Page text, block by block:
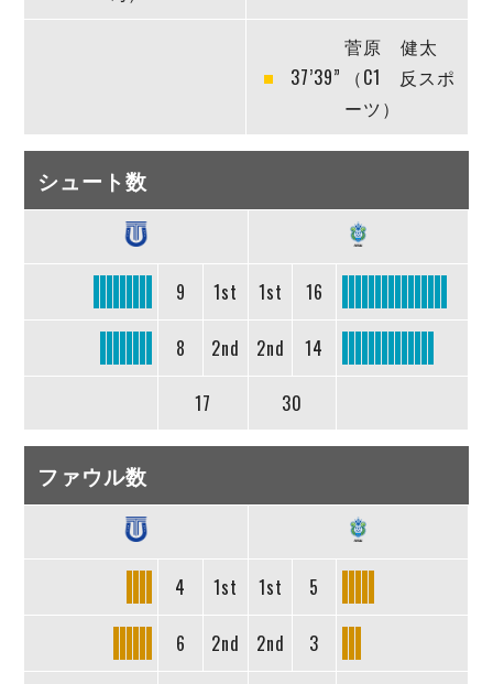
37’39”
菅原 健太
（C1 反スポ
ーツ）
シュート数
9 1st 1st 16
8 2nd 2nd 14
17 30
ファウル数
4 1st 1st 5
6 2nd 2nd 3